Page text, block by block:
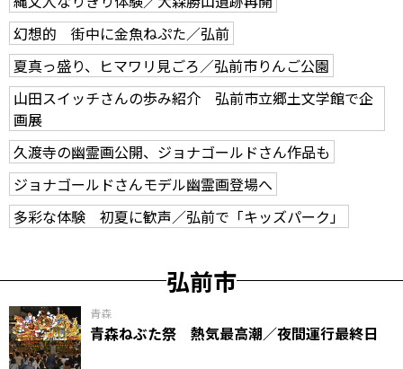
幻想的 街中に金魚ねぷた／弘前
夏真っ盛り、ヒマワリ見ごろ／弘前市りんご公園
山田スイッチさんの歩み紹介 弘前市立郷土文学館で企
画展
久渡寺の幽霊画公開、ジョナゴールドさん作品も
ジョナゴールドさんモデル幽霊画登場へ
多彩な体験 初夏に歓声／弘前で「キッズパーク」
弘前市
青森
青森ねぶた祭 熱気最高潮／夜間運行最終日